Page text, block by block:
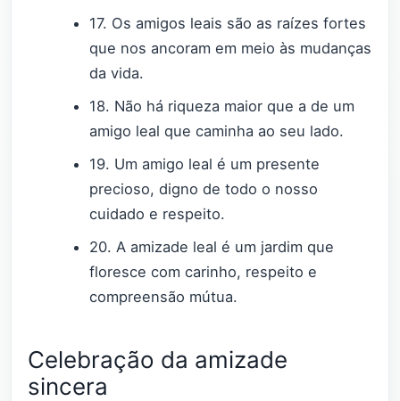
17. Os amigos leais são as raízes fortes
que nos ancoram em meio às mudanças
da vida.
18. Não há riqueza maior que a de um
amigo leal que caminha ao seu lado.
19. Um amigo leal é um presente
precioso, digno de todo o nosso
cuidado e respeito.
20. A amizade leal é um jardim que
floresce com carinho, respeito e
compreensão mútua.
Celebração da amizade
sincera